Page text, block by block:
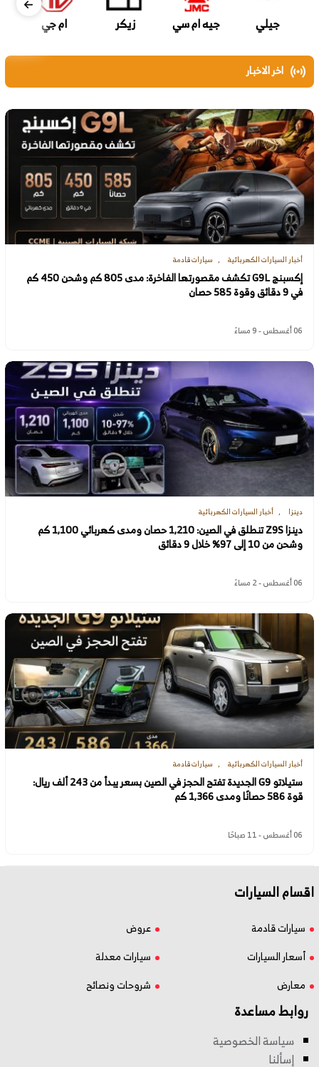
جيلي جيه ام سي زيكر ام جي
اخر الاخبار
أخبار السيارات الكهربائية سيارات قادمة
إكسبنج G9L تكشف مقصورتها الفاخرة: مدى 805 كم وشحن 450 كم
في 9 دقائق وقوة 585 حصان
06 أغسطس - 9 مساءً
دينزا أخبار السيارات الكهربائية
دينزا Z9S تنطلق في الصين: 1,210 حصان ومدى كهربائي 1,100 كم
وشحن من 10 إلى 97% خلال 9 دقائق
06 أغسطس - 2 مساءً
أخبار السيارات الكهربائية سيارات قادمة
ستيلاتو G9 الجديدة تفتح الحجز في الصين بسعر يبدأ من 243 ألف ريال:
قوة 586 حصانًا ومدى 1,366 كم
06 أغسطس - 11 صباحًا
اقسام السيارات
سيارات قادمة
عروض
أسعار السيارات
سيارات معدلة
معارض
شروحات ونصائح
روابط مساعدة
سياسة الخصوصية
إسألنا